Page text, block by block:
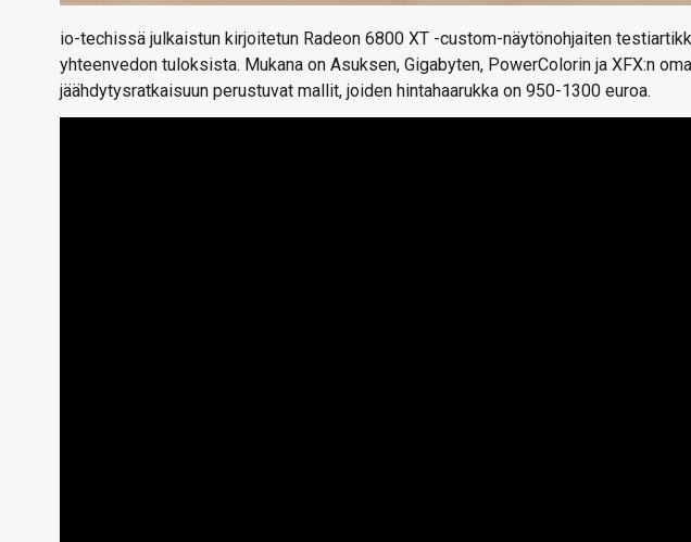
io-techissä julkaistun kirjoitetun Radeon 6800 XT -custom-näytönohjaiten
yhteenvedon tuloksista. Mukana on Asuksen, Gigabyten, PowerColorin ja XFX:n
jäähdytysratkaisuun perustuvat mallit, joiden hintahaarukka on 950-1300 euroa.